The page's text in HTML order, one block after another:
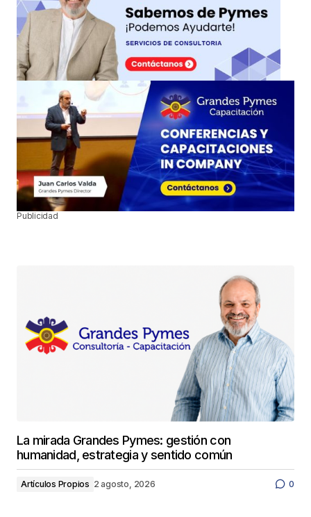
Publicidad
La mirada Grandes Pymes: gestión con
humanidad, estrategia y sentido común
Artículos Propios 2 agosto, 2026 0